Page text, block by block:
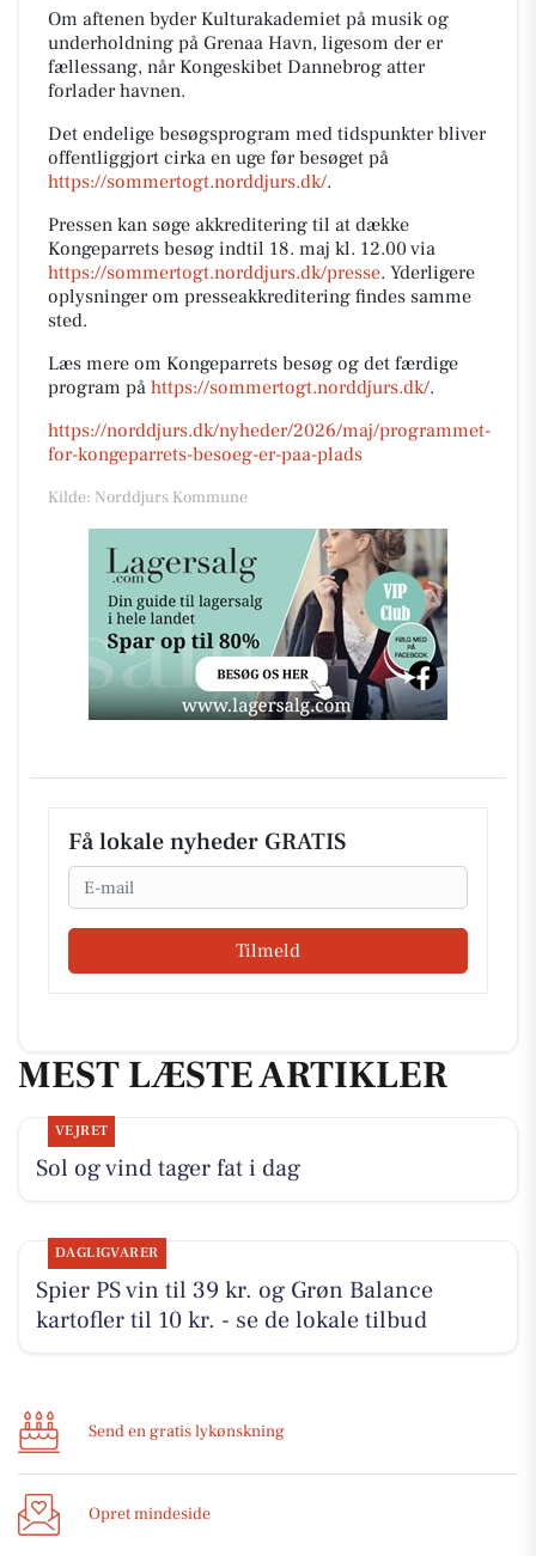
Om aftenen byder Kulturakademiet på musik og
underholdning på Grenaa Havn, ligesom der er
fællessang, når Kongeskibet Dannebrog atter
forlader havnen.
Det endelige besøgsprogram med tidspunkter bliver
offentliggjort cirka en uge før besøget på
https://sommertogt.norddjurs.dk/.
Pressen kan søge akkreditering til at dække
Kongeparrets besøg indtil 18. maj kl. 12.00 via
https://sommertogt.norddjurs.dk/presse. Yderligere
oplysninger om presseakkreditering findes samme
sted.
Læs mere om Kongeparrets besøg og det færdige
program på https://sommertogt.norddjurs.dk/.
https://norddjurs.dk/nyheder/2026/maj/programmet-
for-kongeparrets-besoeg-er-paa-plads
Kilde: Norddjurs Kommune
Få lokale nyheder GRATIS
Email
Tilmeld
MEST LÆSTE ARTIKLER
VEJRET
Sol og vind tager fat i dag
DAGLIGVARER
Spier PS vin til 39 kr. og Grøn Balance
kartofler til 10 kr. - se de lokale tilbud
Send en gratis lykønskning
Opret mindeside